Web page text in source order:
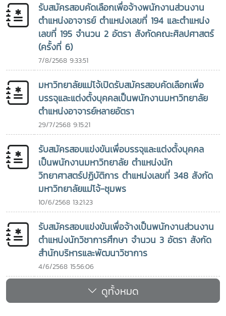
รับสมัครสอบคัดเลือกเพื่อจ้างพนักงานส่วนงาน
ตำแหน่งอาจารย์ ตำแหน่งเลขที่ 194 และตำแหน่ง
เลขที่ 195 จำนวน 2 อัตรา สังกัดคณะศิลปศาสตร์
(ครั้งที่ 6)
7/8/2568 9:33:51
มหาวิทยาลัยแม่โจ้เปิดรับสมัครสอบคัดเลือกเพื่อ
บรรจุและแต่งตั้งบุคคลเป็นพนักงานมหาวิทยาลัย
ตำแหน่งอาจารย์หลายอัตรา
29/7/2568 9:15:21
รับสมัครสอบแข่งขันเพื่อบรรจุและแต่งตั้งบุคคล
เป็นพนักงานมหาวิทยาลัย ตำแหน่งนัก
วิทยาศาสตร์ปฏิบัติการ ตำแหน่งเลขที่ 348 สังกัด
มหาวิทยาลัยแม่โจ้-ชุมพร
10/6/2568 13:21:23
รับสมัครสอบแข่งขันเพื่อจ้างเป็นพนักงานส่วนงาน
ตำแหน่งนักวิชาการศึกษา จำนวน 3 อัตรา สังกัด
สำนักบริหารและพัฒนาวิชาการ
4/6/2568 15:56:06
ดูทั้งหมด